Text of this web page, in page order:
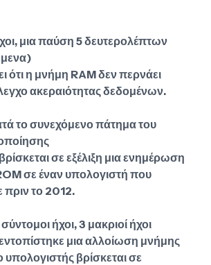
μια παύση 5 δευτερολέπτων
ότι η μνήμη RAM δεν περνάει
ακεραιότητας δεδομένων.
το συνεχόμενο πάτημα του
σε εξέλιξη μια ενημέρωση
σε έναν υπολογιστή που
πριν το 2012.
ήχοι, 3 μακριοί ήχοι
μια αλλοίωση μνήμης
υπολογιστής βρίσκεται σε